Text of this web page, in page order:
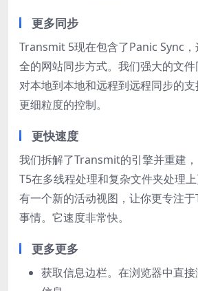
更多同步
Transmit 5现在包含了Panic Sync
全的网站同步方式。我们强大的文
对本地到本地和远程到远程同步的
更细粒度的控制。
更快速度
我们拆解了Transmit的引擎并重建，
T5在多线程处理和复杂文件夹处理
有一个新的活动视图，让你更专注
事情。它速度非常快。
更多更多
获取信息边栏。在浏览器中直